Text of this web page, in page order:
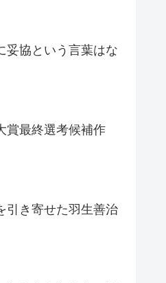
妥協という言葉はな
賞最終選考候補作
引き寄せた羽生善治